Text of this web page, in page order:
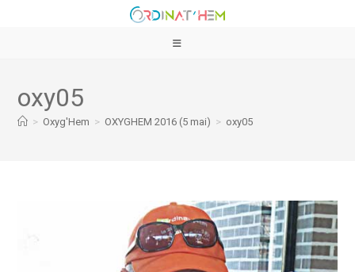
oxy05
> Oxyg'Hem > OXYGHEM 2016 (5 mai) > oxy05